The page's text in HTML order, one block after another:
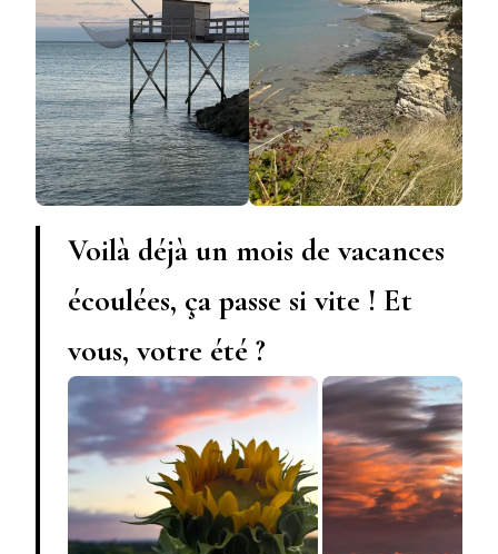
Voilà déjà un mois de vacances
écoulées, ça passe si vite ! Et
vous, votre été ?